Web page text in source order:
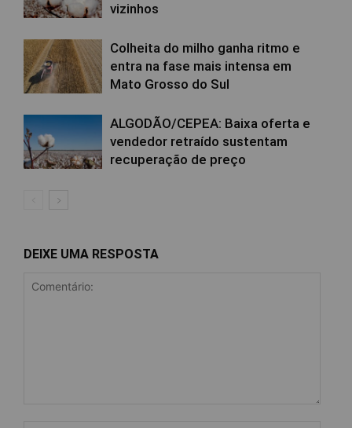
vizinhos
Colheita do milho ganha ritmo e
entra na fase mais intensa em
Mato Grosso do Sul
ALGODÃO/CEPEA: Baixa oferta e
vendedor retraído sustentam
recuperação de preço
DEIXE UMA RESPOSTA